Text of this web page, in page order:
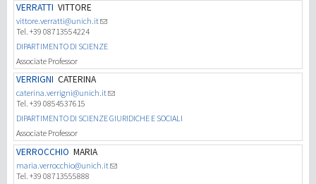
VERRATTI VITTORE
vittore.verratti@unich.it
Tel. +39 08713554224
DIPARTIMENTO DI SCIENZE
Associate Professor
VERRIGNI CATERINA
caterina.verrigni@unich.it
Tel. +39 0854537615
DIPARTIMENTO DI SCIENZE GIURIDICHE E SOCIALI
Associate Professor
VERROCCHIO MARIA
maria.verrocchio@unich.it
Tel. +39 08713555888